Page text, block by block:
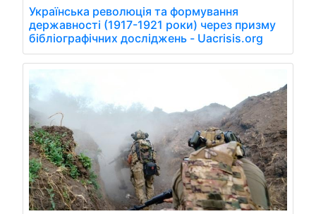
Українська революція та формування
державності (1917-1921 роки) через призму
бібліографічних досліджень - Uacrisis.org